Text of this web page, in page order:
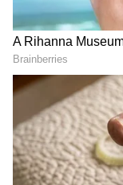
DOWNLOAD
ಮತ್ತು ವಿಜ್ಞಾನದ
(Technology
ನಿರಂತರವಾದ